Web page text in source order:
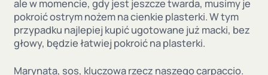
ale w momencie, gdy jest jeszcze twarda, musimy je
pokroić ostrym nożem na cienkie plasterki. W tym
przypadku najlepiej kupić ugotowane już macki, bez
głowy, będzie łatwiej pokroić na plasterki.
Marynata, sos, kluczowa rzecz naszego carpaccio.